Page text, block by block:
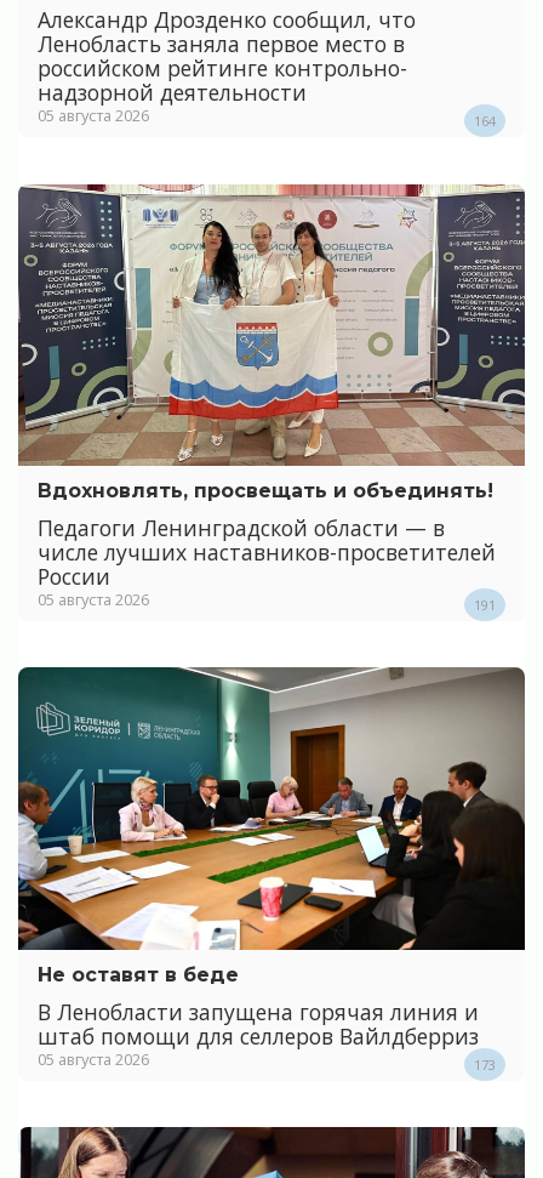
Александр Дрозденко сообщил, что
Ленобласть заняла первое место в
российском рейтинге контрольно-
надзорной деятельности
05 августа 2026 164
Вдохновлять, просвещать и объединять!
Педагоги Ленинградской области — в
числе лучших наставников-просветителей
России
05 августа 2026 191
Не оставят в беде
В Ленобласти запущена горячая линия и
штаб помощи для селлеров Вайлдберриз
05 августа 2026 173